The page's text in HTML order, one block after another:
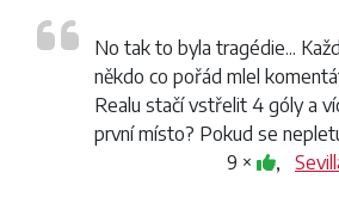
No tak to byla tragédie...
někdo co pořád mlel
Realu stačí vstřelit 4 góly a
první místo? Pokud se
9 ×
,